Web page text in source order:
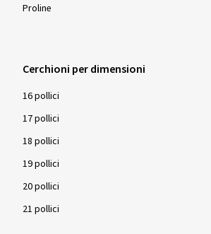
Proline
Cerchioni per dimensioni
16 pollici
17 pollici
18 pollici
19 pollici
20 pollici
21 pollici